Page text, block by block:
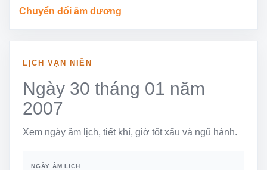
Chuyển đổi âm dương
LỊCH VẠN NIÊN
Ngày 30 tháng 01 năm
2007
Xem ngày âm lịch, tiết khí, giờ tốt xấu và ngũ hành.
NGÀY ÂM LỊCH